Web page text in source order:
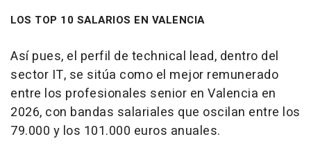
LOS TOP 10 SALARIOS EN VALENCIA
Así pues, el perfil de technical lead, dentro del
sector IT, se sitúa como el mejor remunerado
entre los profesionales senior en Valencia en
2026, con bandas salariales que oscilan entre los
79.000 y los 101.000 euros anuales.